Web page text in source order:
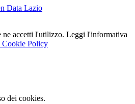
Data Lazio
ne accetti l'utilizzo. Leggi l'informativa
Policy
dei cookies.